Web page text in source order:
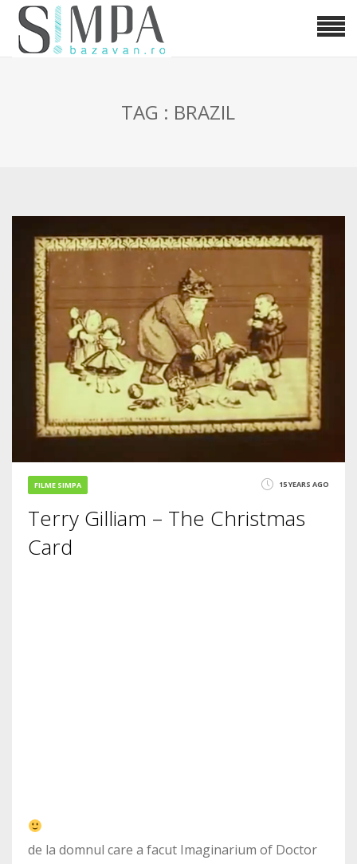
TAG : BRAZIL
FILME SIMPA 15 YEARS AGO
Terry Gilliam – The Christmas
Card
de la domnul care a facut Imaginarium of Doctor